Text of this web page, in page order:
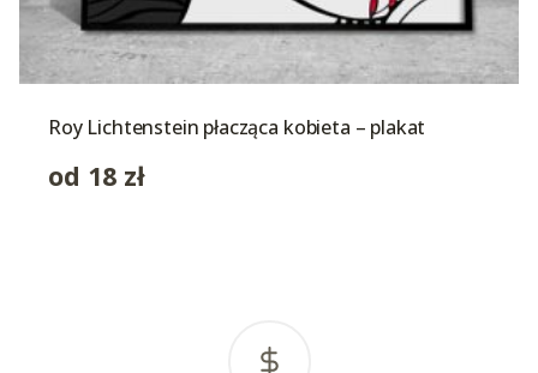
Roy Lichtenstein płacząca kobieta – plakat
od 18 zł